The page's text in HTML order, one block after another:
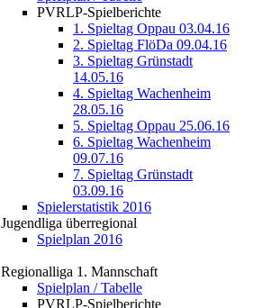
PVRLP-Spielberichte
1. Spieltag Oppau 03.04.16
2. Spieltag FlöDa 09.04.16
3. Spieltag Grünstadt
14.05.16
4. Spieltag Wachenheim
28.05.16
5. Spieltag Oppau 25.06.16
6. Spieltag Wachenheim
09.07.16
7. Spieltag Grünstadt
03.09.16
Spielerstatistik 2016
Jugendliga überregional
Spielplan 2016
Regionalliga 1. Mannschaft
Spielplan / Tabelle
PVRLP-Spielberichte